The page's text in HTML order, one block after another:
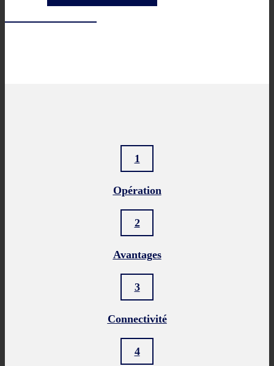
1
Opération
2
Avantages
3
Connectivité
4